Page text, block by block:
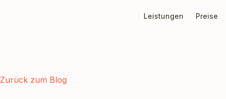
Leistungen Preise
Zurück zum Blog